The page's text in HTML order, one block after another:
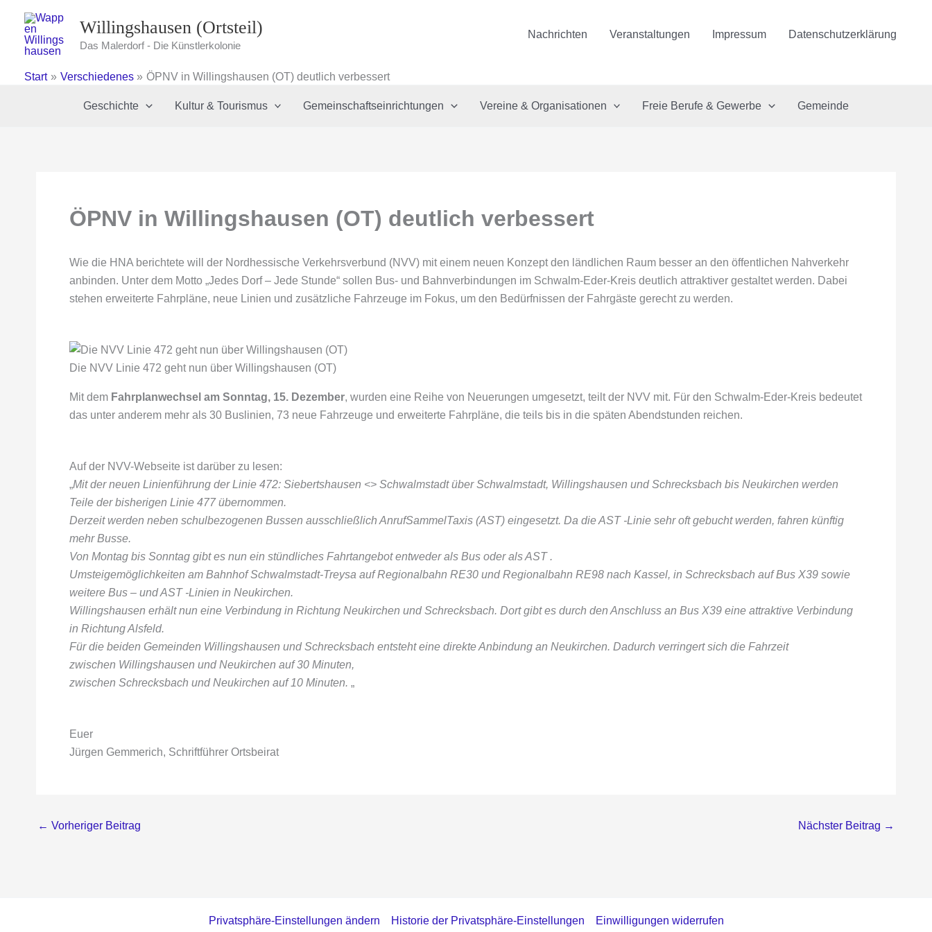
Inhalt
springen
Willingshausen (Ortsteil)
Das Malerdorf - Die Künstlerkolonie
Nachrichten Veranstaltungen Impressum Datenschutzerklärung
Start Verschiedenes ÖPNV in Willingshausen (OT) deutlich verbessert
Geschichte Kultur & Tourismus Gemeinschaftseinrichtungen Vereine & Organisationen Freie Berufe & Gewerbe Gemeinde
ÖPNV in Willingshausen (OT) deutlich verbessert
Wie die HNA berichtete will der Nordhessische Verkehrsverbund (NVV) mit einem neuen Konzept den ländlichen Raum besser an den öffentlichen Nahverkehr
anbinden. Unter dem Motto „Jedes Dorf – Jede Stunde“ sollen Bus- und Bahnverbindungen im Schwalm-Eder-Kreis deutlich attraktiver gestaltet werden. Dabei
stehen erweiterte Fahrpläne, neue Linien und zusätzliche Fahrzeuge im Fokus, um den Bedürfnissen der Fahrgäste gerecht zu werden.
Die NVV Linie 472 geht nun über Willingshausen (OT)
Mit dem Fahrplanwechsel am Sonntag, 15. Dezember, wurden eine Reihe von Neuerungen umgesetzt, teilt der NVV mit. Für den Schwalm-Eder-Kreis bedeutet
das unter anderem mehr als 30 Buslinien, 73 neue Fahrzeuge und erweiterte Fahrpläne, die teils bis in die späten Abendstunden reichen.
Auf der NVV-Webseite ist darüber zu lesen:
„Mit der neuen Linienführung der Linie 472: Siebertshausen <> Schwalmstadt über Schwalmstadt, Willingshausen und Schrecksbach bis Neukirchen werden
Teile der bisherigen Linie 477 übernommen.
Derzeit werden neben schulbezogenen Bussen ausschließlich AnrufSammelTaxis (AST) eingesetzt. Da die AST -Linie sehr oft gebucht werden, fahren künftig
mehr Busse.
Von Montag bis Sonntag gibt es nun ein stündliches Fahrtangebot entweder als Bus oder als AST .
Umsteigemöglichkeiten am Bahnhof Schwalmstadt-Treysa auf Regionalbahn RE30 und Regionalbahn RE98 nach Kassel, in Schrecksbach auf Bus X39 sowie
weitere Bus – und AST -Linien in Neukirchen.
Willingshausen erhält nun eine Verbindung in Richtung Neukirchen und Schrecksbach. Dort gibt es durch den Anschluss an Bus X39 eine attraktive Verbindung
in Richtung Alsfeld.
Für die beiden Gemeinden Willingshausen und Schrecksbach entsteht eine direkte Anbindung an Neukirchen. Dadurch verringert sich die Fahrzeit
zwischen Willingshausen und Neukirchen auf 30 Minuten,
zwischen Schrecksbach und Neukirchen auf 10 Minuten. „
Euer
Jürgen Gemmerich, Schriftführer Ortsbeirat
← Vorheriger Beitrag Nächster Beitrag →
Privatsphäre-Einstellungen ändern Historie der Privatsphäre-Einstellungen Einwilligungen widerrufen